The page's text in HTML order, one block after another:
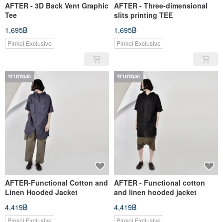
AFTER - 3D Back Vent Graphic
Tee
1,695฿
Pinkoi Exclusive
AFTER - Three-dimensional
slits printing TEE
1,695฿
Pinkoi Exclusive
ขายหมด
AFTER-Functional Cotton and
Linen Hooded Jacket
4,419฿
Pinkoi Exclusive
ขายหมด
AFTER - Functional cotton
and linen hooded jacket
4,419฿
Pinkoi Exclusive